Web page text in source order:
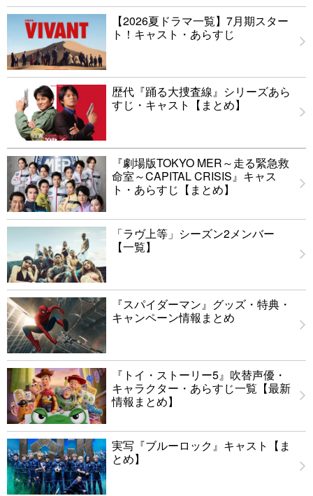
【2026夏ドラマ一覧】7月期スター
ト！キャスト・あらすじ
歴代『踊る大捜査線』シリーズあら
すじ・キャスト【まとめ】
『劇場版TOKYO MER～走る緊急救
命室～CAPITAL CRISIS』キャス
ト・あらすじ【まとめ】
「ラヴ上等」シーズン2メンバー
【一覧】
『スパイダーマン』グッズ・特典・
キャンペーン情報まとめ
『トイ・ストーリー5』吹替声優・
キャラクター・あらすじ一覧【最新
情報まとめ】
実写『ブルーロック』キャスト【ま
とめ】